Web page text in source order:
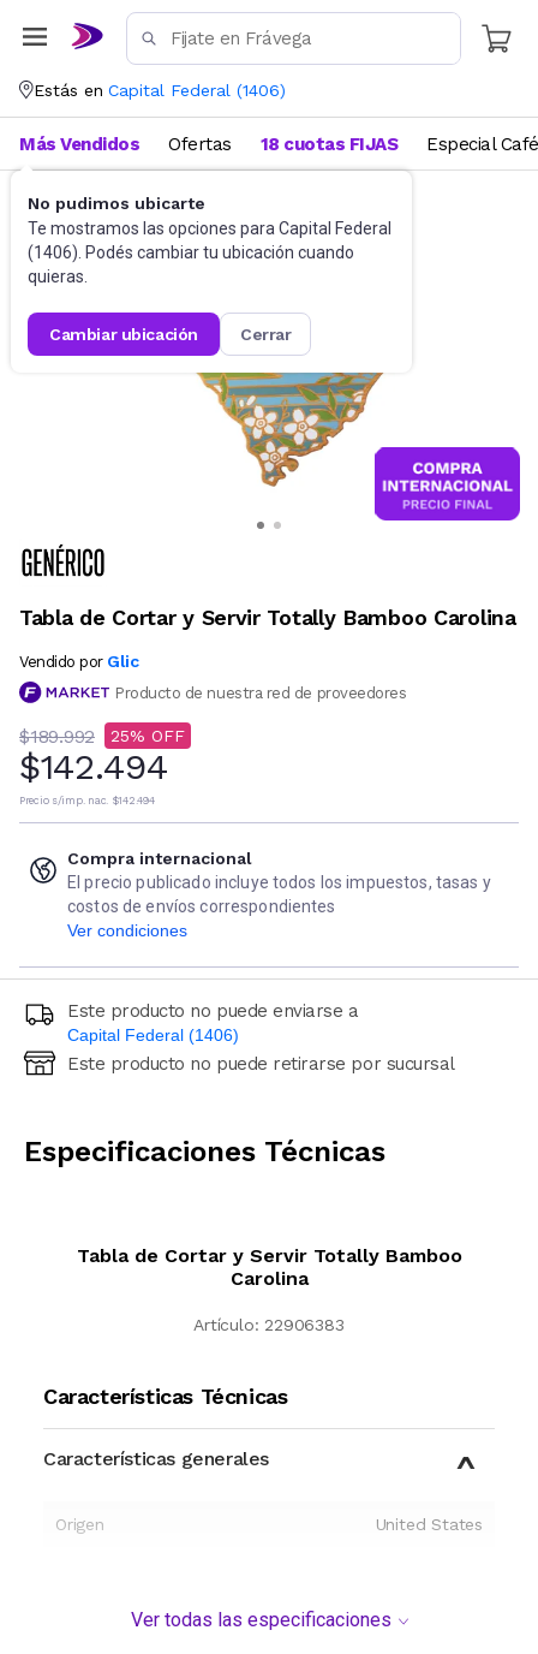
Estás en Capital Federal (1406)
No pudimos ubicarte
Te mostramos las opciones para Capital Federal
(1406). Podés cambiar tu ubicación cuando
quieras.
cambiar ubicación cerrar
Más Vendidos Ofertas 18 cuotas FIJAS Especial Café
Utensilios de cocina
Tabla de Cortar y Servir Totally Bamboo Carolina
Vendido por Glic
Producto de nuestra red de proveedores
$189.992 25
$142.494
Precio s/imp. nac. $142.494
Compra internacional
El precio publicado incluye todos los impuestos, tasas y
costos de envíos correspondientes
Ver condiciones
Este producto no puede enviarse a
Capital Federal (1406)
Ingresá código postal (sólo números)
Este producto no puede retirarse por sucursal
Especificaciones Técnicas
Tabla de Cortar y Servir Totally Bamboo
Carolina
Artículo: 22906383
Características Técnicas
Características generales
Origen United States
Ver todas las especificaciones